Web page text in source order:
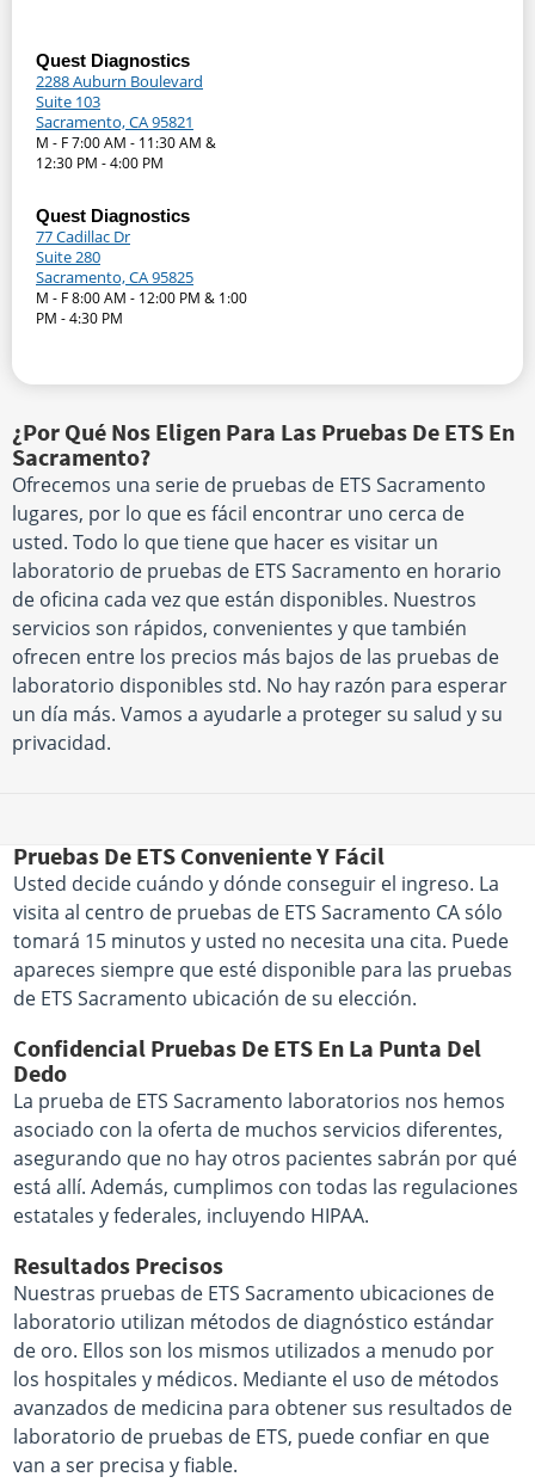
Quest Diagnostics
2288 Auburn Boulevard
Suite 103
Sacramento, CA 95821
M - F 7:00 AM - 11:30 AM &
12:30 PM - 4:00 PM
Quest Diagnostics
77 Cadillac Dr
Suite 280
Sacramento, CA 95825
M - F 8:00 AM - 12:00 PM & 1:00
PM - 4:30 PM
¿Por Qué Nos Eligen Para Las Pruebas De ETS En
Sacramento?
Ofrecemos una serie de pruebas de ETS Sacramento
lugares, por lo que es fácil encontrar uno cerca de
usted. Todo lo que tiene que hacer es visitar un
laboratorio de pruebas de ETS Sacramento en horario
de oficina cada vez que están disponibles. Nuestros
servicios son rápidos, convenientes y que también
ofrecen entre los precios más bajos de las pruebas de
laboratorio disponibles std. No hay razón para esperar
un día más. Vamos a ayudarle a proteger su salud y su
privacidad.
Pruebas De ETS Conveniente Y Fácil
Usted decide cuándo y dónde conseguir el ingreso. La
visita al centro de pruebas de ETS Sacramento CA sólo
tomará 15 minutos y usted no necesita una cita. Puede
apareces siempre que esté disponible para las pruebas
de ETS Sacramento ubicación de su elección.
Confidencial Pruebas De ETS En La Punta Del
Dedo
La prueba de ETS Sacramento laboratorios nos hemos
asociado con la oferta de muchos servicios diferentes,
asegurando que no hay otros pacientes sabrán por qué
está allí. Además, cumplimos con todas las regulaciones
estatales y federales, incluyendo HIPAA.
Resultados Precisos
Nuestras pruebas de ETS Sacramento ubicaciones de
laboratorio utilizan métodos de diagnóstico estándar
de oro. Ellos son los mismos utilizados a menudo por
los hospitales y médicos. Mediante el uso de métodos
avanzados de medicina para obtener sus resultados de
laboratorio de pruebas de ETS, puede confiar en que
van a ser precisa y fiable.